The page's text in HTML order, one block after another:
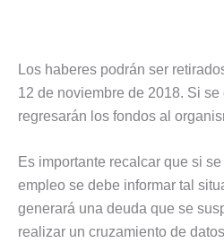
Los haberes podrán ser
12 de noviembre de 2018. Si
regresarán los fondos al
Es importante recalcar que si
empleo se debe informar tal
generará una deuda que se
realizar un cruzamiento de